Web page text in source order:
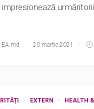
urmăritorii
EA.md 20 martie 2021
EXTERN HEALTH